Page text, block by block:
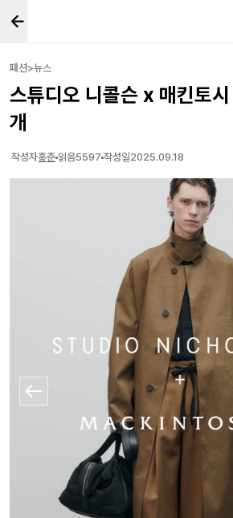
패션>뉴스
스튜디오 니콜슨 x 매킨토
개
작성자홍준 읽음5597 작성일2025.09.18